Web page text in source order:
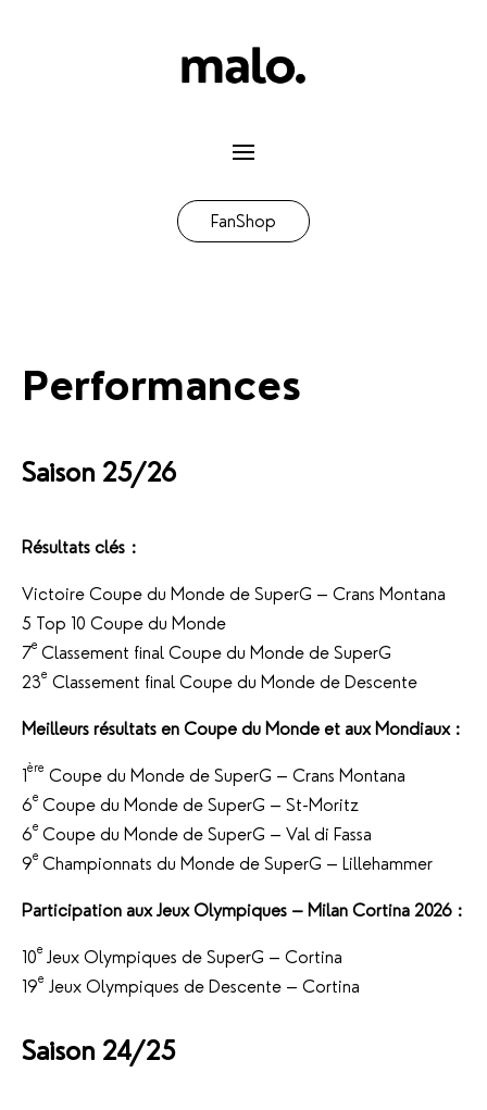
FanShop
Performances
Saison 25/26
Résultats clés :
Victoire Coupe du Monde de SuperG – Crans Montana
5 Top 10 Coupe du Monde
7e Classement final Coupe du Monde de SuperG
23e Classement final Coupe du Monde de Descente
Meilleurs résultats en Coupe du Monde et aux Mondiaux :
1ère Coupe du Monde de SuperG – Crans Montana
6e Coupe du Monde de SuperG – St-Moritz
6e Coupe du Monde de SuperG – Val di Fassa
9e Championnats du Monde de SuperG – Lillehammer
Participation aux Jeux Olympiques – Milan Cortina 2026 :
10e Jeux Olympiques de SuperG – Cortina
19e Jeux Olympiques de Descente – Cortina
Saison 24/25